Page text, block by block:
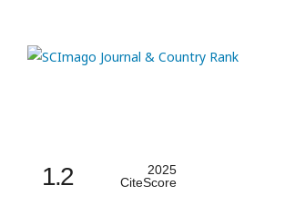
1.2
2025
CiteScore